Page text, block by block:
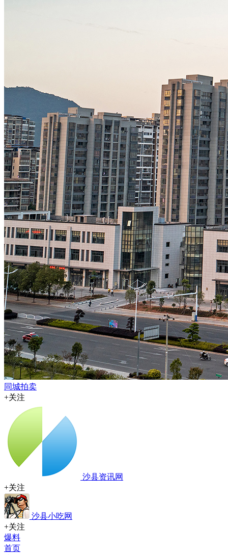
同城拍卖
+关注
沙县资讯网
+关注
沙县小吃网
+关注
爆料
首页